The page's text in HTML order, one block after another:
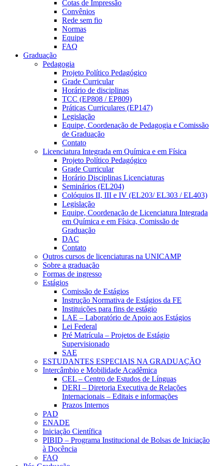
Cotas de Impressão
Convênios
Rede sem fio
Normas
Equipe
FAQ
Graduação
Pedagogia
Projeto Político Pedagógico
Grade Curricular
Horário de disciplinas
TCC (EP808 / EP809)
Práticas Curriculares (EP147)
Legislação
Equipe, Coordenação de Pedagogia e Comissão
de Graduação
Contato
Licenciatura Integrada em Química e em Física
Projeto Político Pedagógico
Grade Curricular
Horário Disciplinas Licenciaturas
Seminários (EL204)
Colóquios II, III e IV (EL203/ EL303 / EL403)
Legislação
Equipe, Coordenação de Licenciatura Integrada
em Química e em Física, Comissão de
Graduação
DAC
Contato
Outros cursos de licenciaturas na UNICAMP
Sobre a graduação
Formas de ingresso
Estágios
Comissão de Estágios
Instrução Normativa de Estágios da FE
Instituições para fins de estágio
LAE – Laboratório de Apoio aos Estágios
Lei Federal
Pré Matrícula – Projetos de Estágio
Supervisionado
SAE
ESTUDANTES ESPECIAIS NA GRADUAÇÃO
Intercâmbio e Mobilidade Acadêmica
CEL – Centro de Estudos de Línguas
DERI – Diretoria Executiva de Relações
Internacionais – Editais e informações
Prazos Internos
PAD
ENADE
Iniciação Científica
PIBID – Programa Institucional de Bolsas de Iniciação
à Docência
FAQ